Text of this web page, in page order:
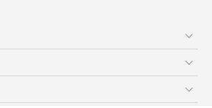
dotyczące bezpieczeństwa i